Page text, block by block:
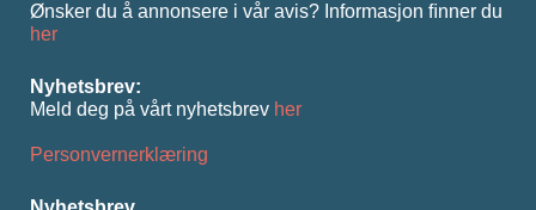
Ønsker du å annonsere i vår avis? Informasjon ﬁnner du
her
Nyhetsbrev:
Meld deg på vårt nyhetsbrev her
Personvernerklæring